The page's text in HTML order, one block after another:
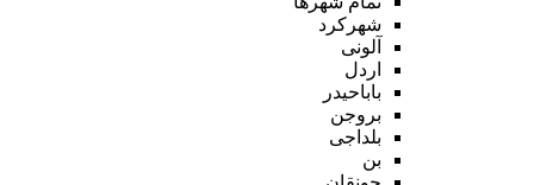
شهرکرد
آلونی
اردل
باباحیدر
بروجن
بلداجی
بن